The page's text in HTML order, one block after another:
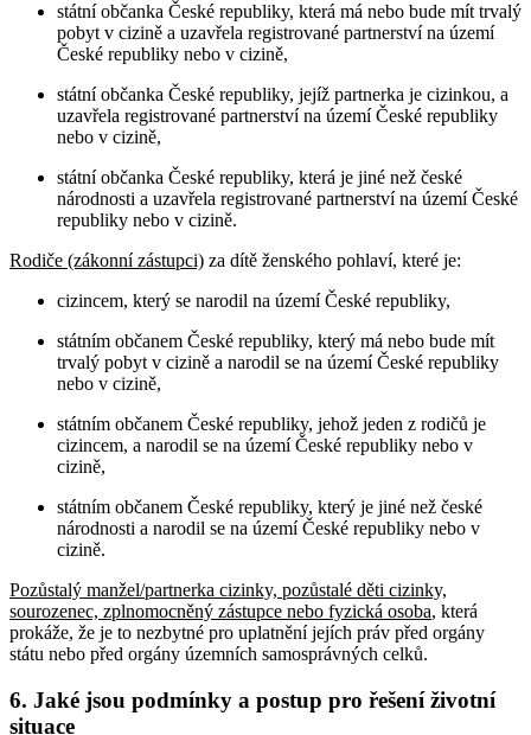
státní občanka České republiky, která má nebo bude mít trvalý
pobyt v cizině a uzavřela registrované partnerství na území
České republiky nebo v cizině,
státní občanka České republiky, jejíž partnerka je cizinkou, a
uzavřela registrované partnerství na území České republiky
nebo v cizině,
státní občanka České republiky, která je jiné než české
národnosti a uzavřela registrované partnerství na území České
republiky nebo v cizině.
Rodiče (zákonní zástupci) za dítě ženského pohlaví, které je:
cizincem, který se narodil na území České republiky,
státním občanem České republiky, který má nebo bude mít
trvalý pobyt v cizině a narodil se na území České republiky
nebo v cizině,
státním občanem České republiky, jehož jeden z rodičů je
cizincem, a narodil se na území České republiky nebo v
cizině,
státním občanem České republiky, který je jiné než české
národnosti a narodil se na území České republiky nebo v
cizině.
Pozůstalý manžel/partnerka cizinky, pozůstalé děti cizinky,
sourozenec, zplnomocněný zástupce nebo fyzická osoba, která
prokáže, že je to nezbytné pro uplatnění jejích práv před orgány
státu nebo před orgány územních samosprávných celků.
6. Jaké jsou podmínky a postup pro řešení životní
situace